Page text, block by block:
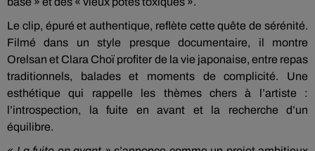
Le clip, épuré et authentique, reflète cette quête de sérénité.
Filmé dans un style presque documentaire, il montre
Orelsan et Clara Choï profiter de la vie japonaise, entre repas
traditionnels, balades et moments de complicité. Une
esthétique qui rappelle les thèmes chers à l’artiste :
l’introspection, la fuite en avant et la recherche d’un
équilibre.